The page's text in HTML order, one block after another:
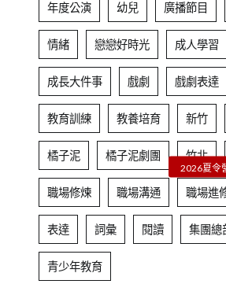
年度公演 幼兒 廣播節目
情緒 戀戀好時光 成人學習
成長大件事 戲劇 戲劇表達
教育訓練 教養培育 新竹
橘子泥 橘子泥劇團 竹北
職場修煉 職場溝通 職場進
表達 詞彙 閱讀 集團總
青少年教育